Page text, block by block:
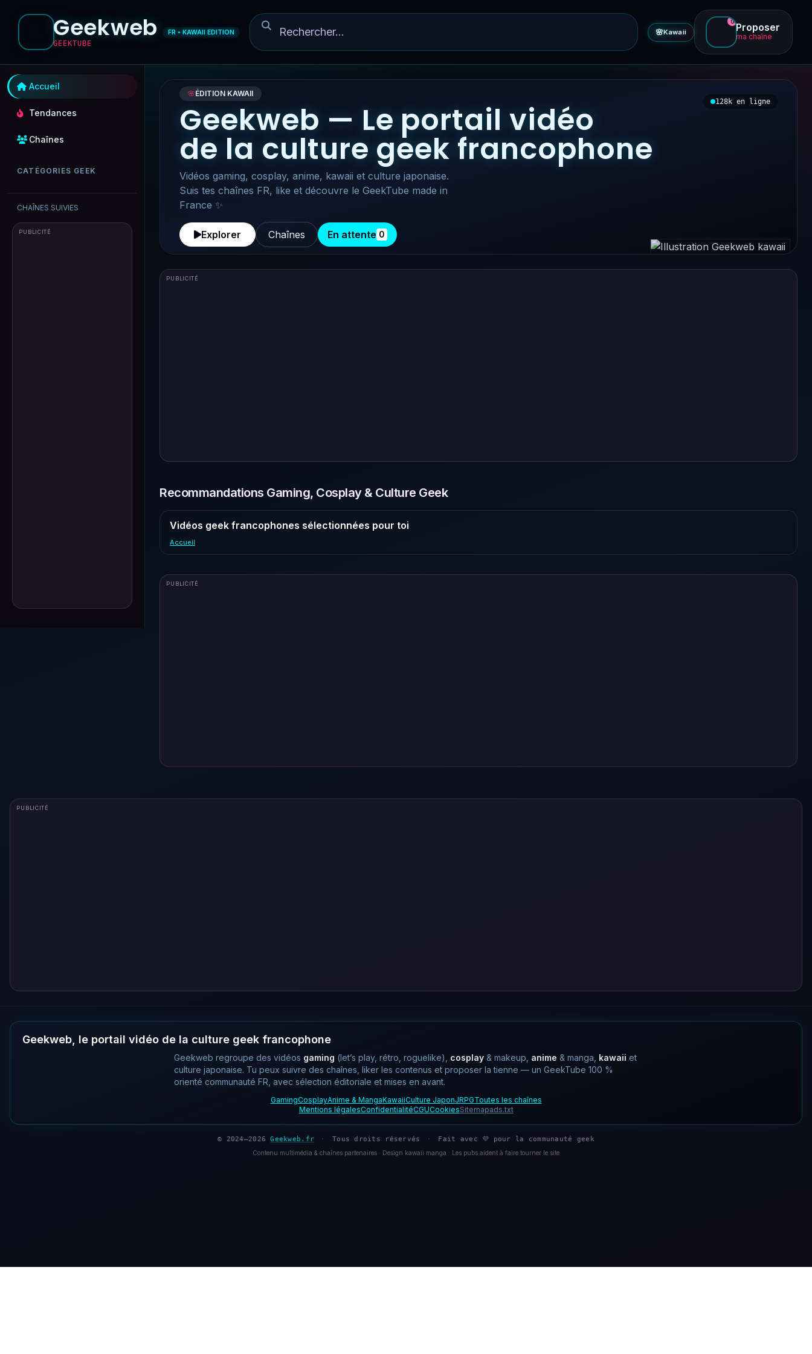
Geekweb
GEEKTUBE
FR • KAWAII EDITION 🌸Kawaii
0 Proposer
ma chaîne
Accueil
Tendances
Chaînes
CATÉGORIES GEEK
CHAÎNES SUIVIES
PUBLICITÉ
🌸ÉDITION KAWAII
Geekweb — Le portail vidéo
de la culture geek francophone
Vidéos gaming, cosplay, anime, kawaii et culture japonaise.
Suis tes chaînes FR, like et découvre le GeekTube made in
France ✨
Explorer Chaînes En attente 0
128k en ligne
PUBLICITÉ
Recommandations Gaming, Cosplay & Culture Geek
Vidéos geek francophones sélectionnées pour toi
Accueil
PUBLICITÉ
PUBLICITÉ
Geekweb, le portail vidéo de la culture geek francophone
Geekweb regroupe des vidéos gaming (let’s play, rétro, roguelike), cosplay & makeup, anime & manga, kawaii et
culture japonaise. Tu peux suivre des chaînes, liker les contenus et proposer la tienne — un GeekTube 100 %
orienté communauté FR, avec sélection éditoriale et mises en avant.
GamingCosplayAnime & MangaKawaiiCulture JaponJRPGToutes les chaînes
Mentions légalesConfidentialitéCGUCookiesSitemapads.txt
© 2024–2026Geekweb.fr · Tous droits réservés · Fait avec 💜 pour la communauté geek
Contenu multimédia & chaînes partenaires · Design kawaii manga · Les pubs aident à faire tourner le site